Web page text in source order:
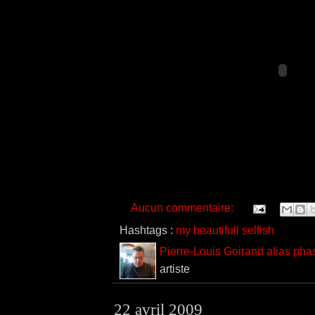
Aucun commentaire:
Hashtags : my beautifull selfish
Pierre-Louis Goirand alias
artiste
22 avril 2009